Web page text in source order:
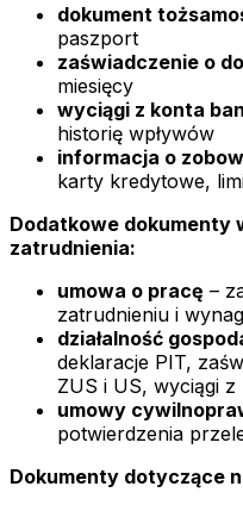
dokument
paszport
zaświadczenie o
miesięcy
wyciągi z konta
historię wpływów
informacja o
karty kredytowe,
Dodatkowe dokumenty
zatrudnienia:
umowa o pracę –
zatrudnieniu i
działalność
deklaracje PIT,
ZUS i US, wyciągi
umowy
potwierdzenia
Dokumenty dotyczące